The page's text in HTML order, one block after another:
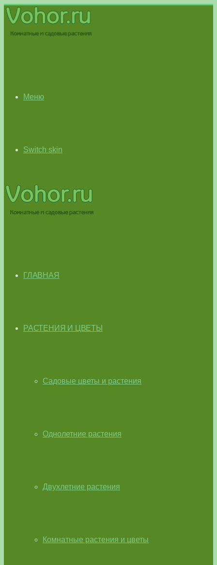
Меню
Switch skin
ГЛАВНАЯ
РАСТЕНИЯ И ЦВЕТЫ
Садовые цветы и растения
Однолетние растения
Двухлетние растения
Комнатные растения и цветы